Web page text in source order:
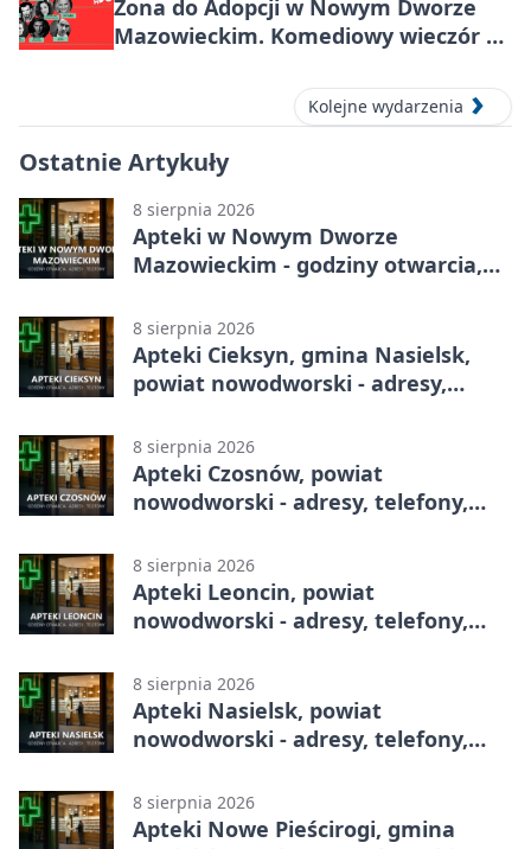
Żona do Adopcji w Nowym Dworze
Mazowieckim. Komediowy wieczór w
Kolejne wydarzenia
Ostatnie Artykuły
8 sierpnia 2026
Apteki w Nowym Dworze
Mazowieckim - godziny otwarcia,
8 sierpnia 2026
Apteki Cieksyn, gmina Nasielsk,
powiat nowodworski - adresy,
8 sierpnia 2026
Apteki Czosnów, powiat
nowodworski - adresy, telefony,
8 sierpnia 2026
Apteki Leoncin, powiat
nowodworski - adresy, telefony,
8 sierpnia 2026
Apteki Nasielsk, powiat
nowodworski - adresy, telefony,
8 sierpnia 2026
Apteki Nowe Pieścirogi, gmina